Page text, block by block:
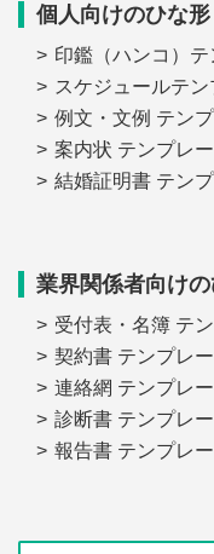
個人向けのひな形
印鑑（ハンコ）
スケジュールテ
例文・文例 テン
案内状 テンプレ
結婚証明書 テン
業界関係者向け
受付表・名簿 テ
契約書 テンプレ
連絡網 テンプレ
診断書 テンプレ
報告書 テンプレ